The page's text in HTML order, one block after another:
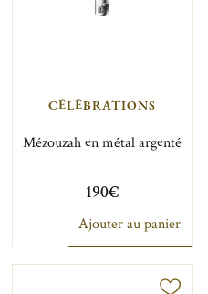
CÉLÉBRATIONS
Mézouzah en métal argenté
190€
Ajouter au panier